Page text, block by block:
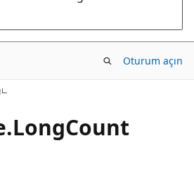
Oturum açın
LongCount